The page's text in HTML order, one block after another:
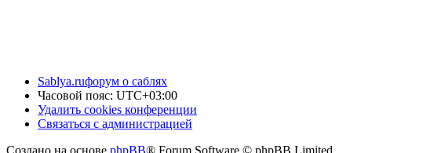
Sablya.ruфорум о саблях
Часовой пояс: UTC+03:00
Удалить cookies конференции
Связаться с администрацией
Создано на основе phpBB® Forum Software © phpBB Limited